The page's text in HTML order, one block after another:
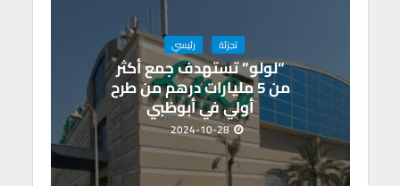
تجزئة رئيسي
“لولو” تستهدف جمع أكثر
من 5 مليارات درهم من طرح
أولي في أبوظبي
2024-10-28